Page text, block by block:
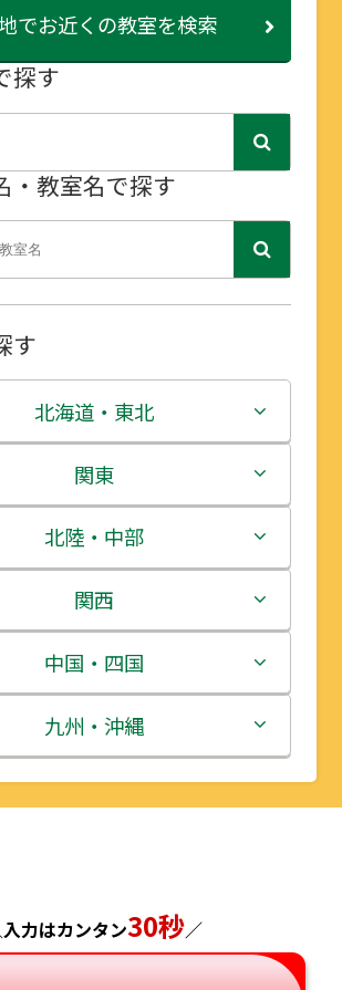
でお近くの教室を検索
探す
・教室名で探す
す
北海道・東北
北海道
青森県
岩手県
宮城県
秋田県
山形県
関東
茨城県
栃木県
群馬県
埼玉県
千葉県
北陸・中部
新潟県
富山県
石川県
福井県
関西
三重県
滋賀県
京都府
中国・四国
鳥取県
島根県
九州・沖縄
福岡県
力はカンタン30秒／